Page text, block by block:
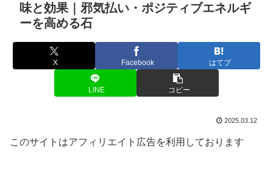
味と効果｜邪気払い・ポジティブエネルギ
ーを高める石
X Facebook はてブ
LINE コピー
2025.03.12
このサイトはアフィリエイト広告を利用しております